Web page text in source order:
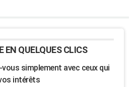
EN QUELQUES CLICS
simplement avec ceux qui
intérêts